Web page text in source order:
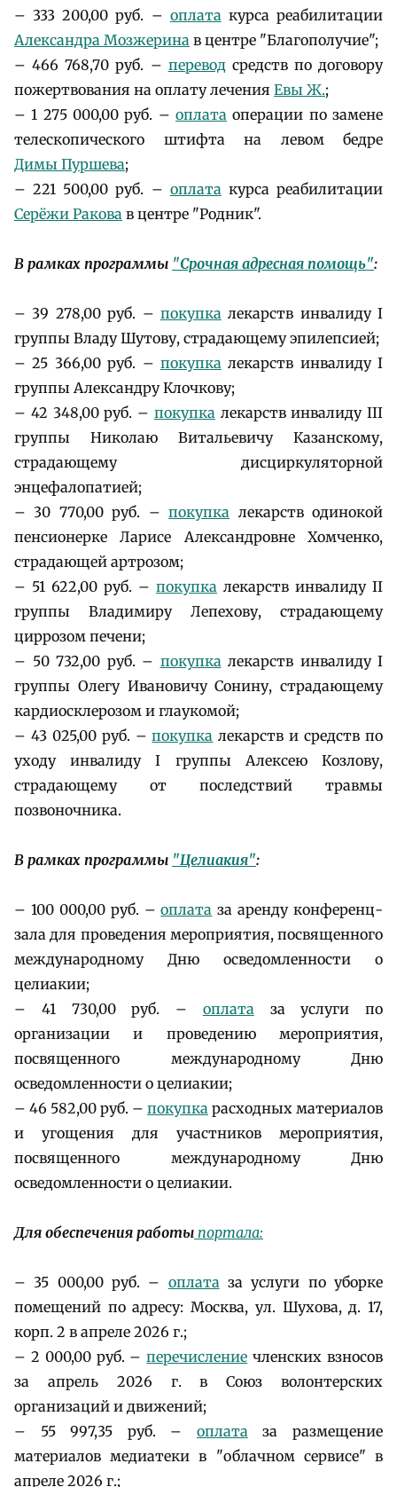
– 333 200,00 руб. – оплата курса реабилитации
Александра Мозжерина в центре "Благополучие";
– 466 768,70 руб. – переводсредств по договору
пожертвования на оплату лечения Евы Ж.;
– 1 275 000,00 руб. – оплата операции по замене
телескопического штифта на левом бедре
Димы Пуршева;
– 221 500,00 руб. – оплата курса реабилитации
Серёжи Ракова в центре "Родник".
В рамках программы "Срочная адресная помощь":
– 39 278,00 руб. – покупка лекарств инвалиду I
группы Владу Шутову, страдающему эпилепсией;
– 25 366,00 руб. – покупка лекарств инвалиду I
группы Александру Клочкову;
– 42 348,00 руб. – покупка лекарств инвалиду III
группы Николаю Витальевичу Казанскому,
страдающему дисциркуляторной
энцефалопатией;
– 30 770,00 руб. –покупка лекарств одинокой
пенсионерке Ларисе Александровне Хомченко,
страдающей артрозом;
– 51 622,00 руб. – покупка лекарств инвалиду II
группы Владимиру Лепехову, страдающему
циррозом печени;
– 50 732,00 руб. – покупка лекарств инвалиду I
группы Олегу Ивановичу Сонину, страдающему
кардиосклерозом и глаукомой;
– 43 025,00 руб. –покупка лекарств и средств по
уходу инвалиду I группы Алексею Козлову,
страдающему от последствий травмы
позвоночника.
В рамках программы "Целиакия":
– 100 000,00 руб. –оплата за аренду конференц-
зала для проведения мероприятия, посвященного
международному Дню осведомленности о
целиакии;
– 41 730,00 руб. – оплата за услуги по
организации и проведению мероприятия,
посвященного международному Дню
осведомленности о целиакии;
– 46 582,00 руб. – покупка расходных материалов
и угощения для участников мероприятия,
посвященного международному Дню
осведомленности о целиакии.
Для обеспечения работы портала:
– 35 000,00 руб. – оплата за услуги по уборке
помещений по адресу: Москва, ул. Шухова, д. 17,
корп. 2 в апреле 2026 г.;
– 2 000,00 руб. –перечисление членских взносов
за апрель 2026 г. в Союз волонтерских
организаций и движений;
– 55 997,35 руб. – оплата за размещение
материалов медиатеки в "облачном сервисе" в
апреле 2026 г.;